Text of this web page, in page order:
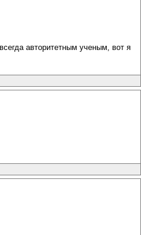
авторитетным ученым, вот я